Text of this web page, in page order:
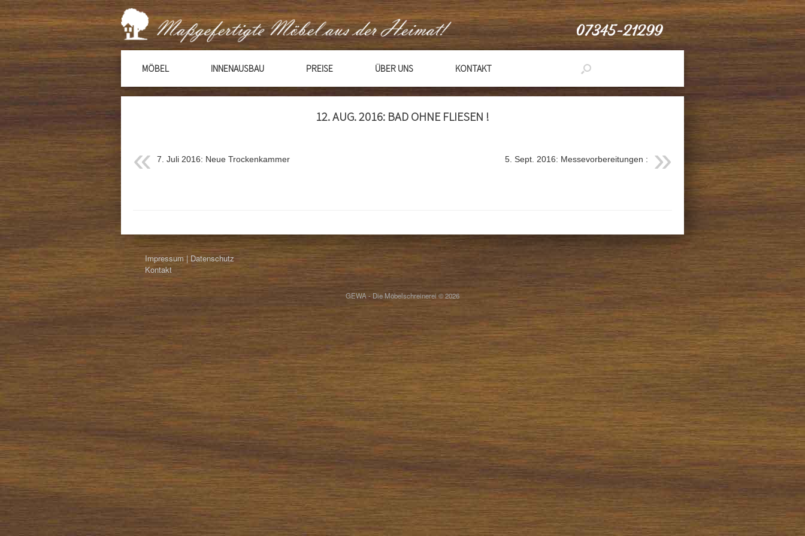
MÖBEL INNENAUSBAU PREISE ÜBER UNS KONTAKT
12. AUG. 2016: BAD OHNE FLIESEN !
7. Juli 2016: Neue Trockenkammer 5. Sept. 2016: Messevorbereitungen :
Impressum | Datenschutz
Kontakt
GEWA - Die Möbelschreinerei © 2026